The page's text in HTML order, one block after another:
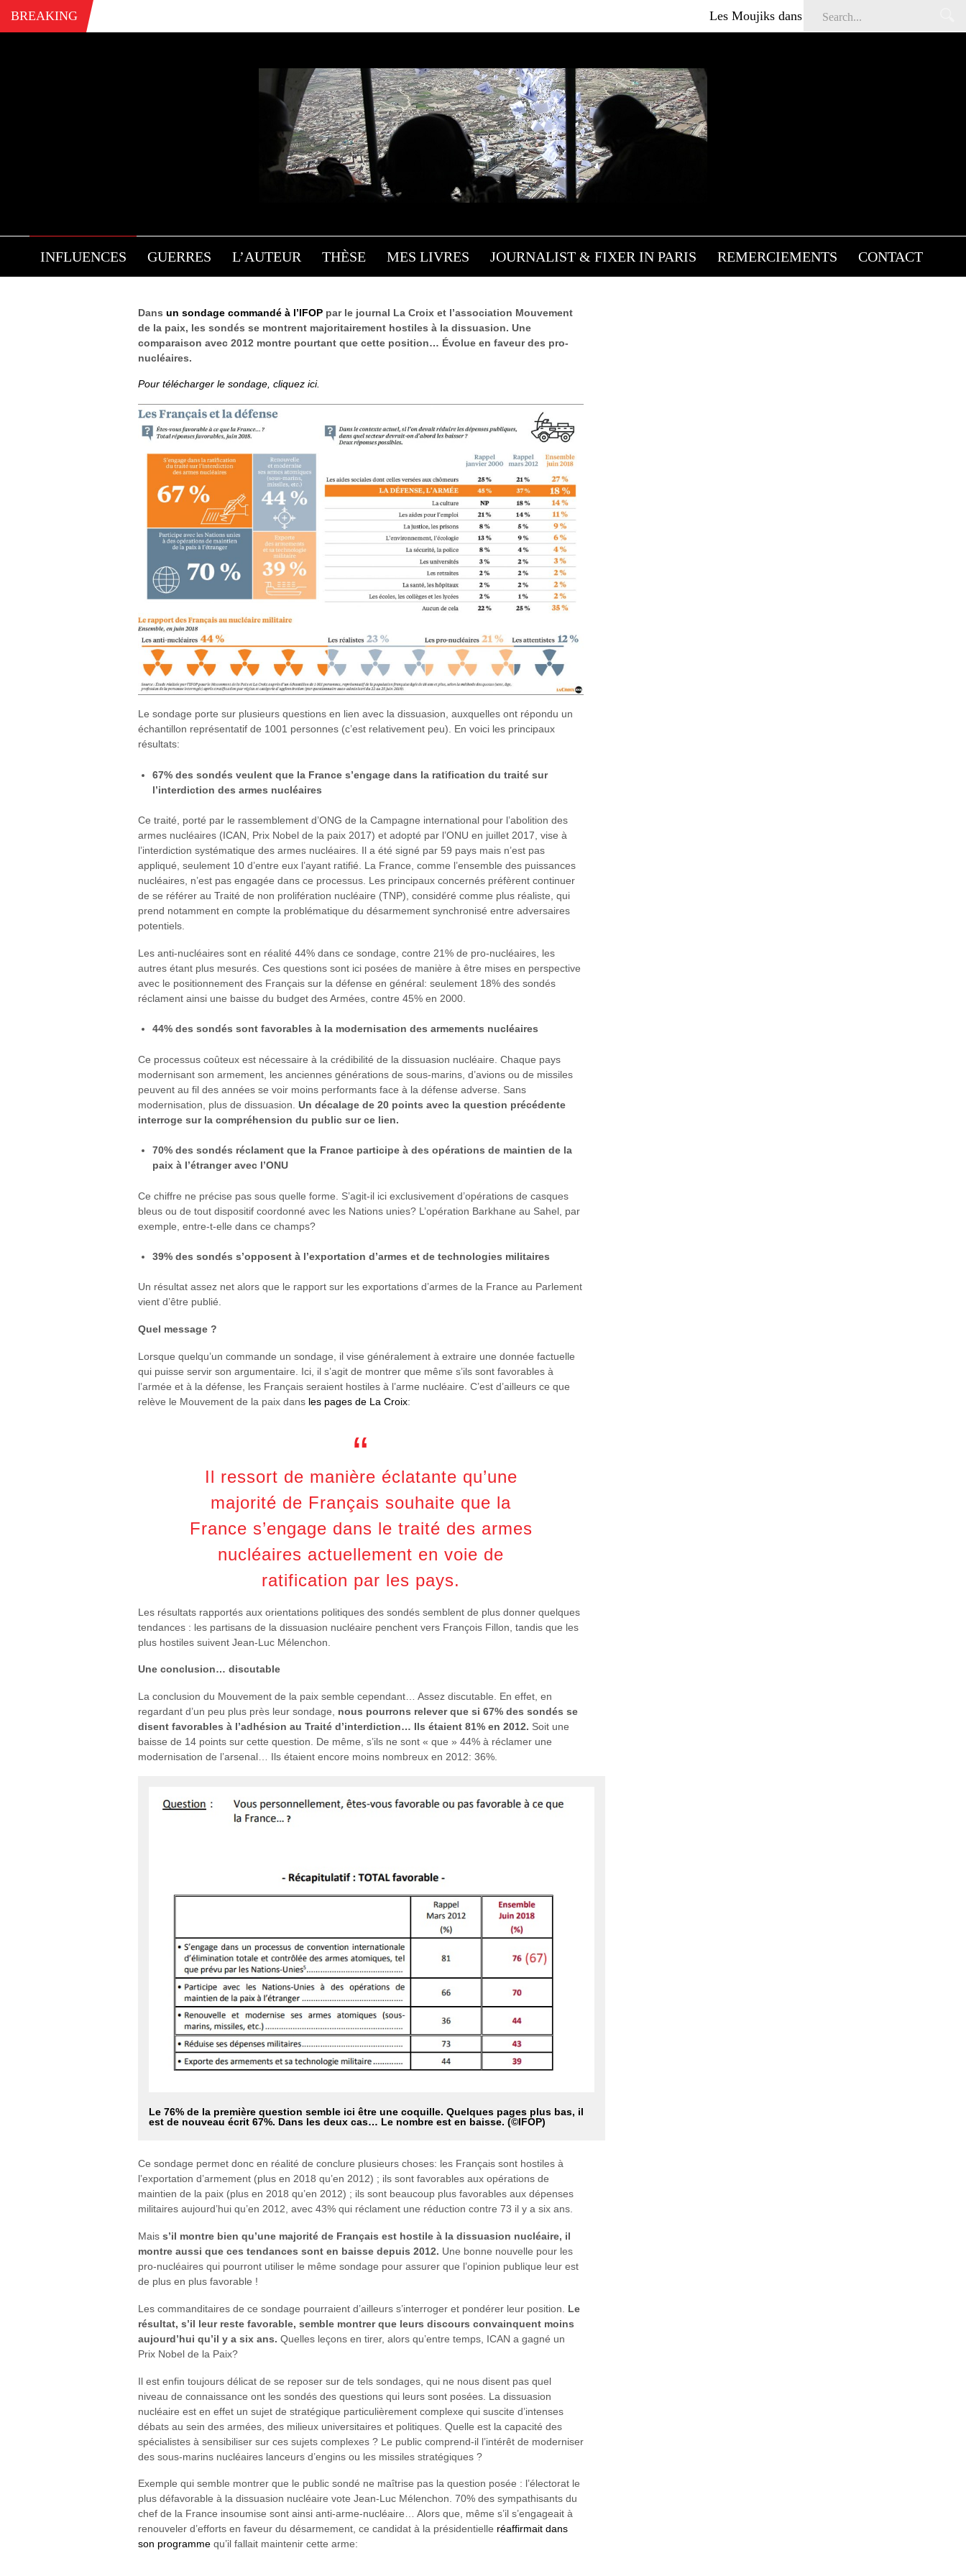
BREAKING Les Moujiks dans Affaires sensibles
INFLUENCES GUERRES L’AUTEUR THÈSE MES LIVRES JOURNALIST & FIXER IN PARIS REMERCIEMENTS CONTACT
SONDAGE SUR LA DISSUASION
NUCLÉAIRE: UN RÉSULTAT
Influences Slider/ 5 juillet 2018
Dans un sondage commandé à l’IFOP par le journal La Croix et l’association Mouvement
de la paix, les sondés se montrent majoritairement hostiles à la dissuasion. Une
comparaison avec 2012 montre pourtant que cette position… Évolue en faveur des pro-
nucléaires.
Pour télécharger le sondage, cliquez ici.
Le sondage porte sur plusieurs questions en lien avec la dissuasion, auxquelles ont répondu un
échantillon représentatif de 1001 personnes (c’est relativement peu). En voici les principaux
résultats:
67% des sondés veulent que la France s’engage dans la ratification du traité sur
l’interdiction des armes nucléaires
Ce traité, porté par le rassemblement d’ONG de la Campagne international pour l’abolition des
armes nucléaires (ICAN, Prix Nobel de la paix 2017) et adopté par l’ONU en juillet 2017, vise à
l’interdiction systématique des armes nucléaires. Il a été signé par 59 pays mais n’est pas
appliqué, seulement 10 d’entre eux l’ayant ratifié. La France, comme l’ensemble des puissances
nucléaires, n’est pas engagée dans ce processus. Les principaux concernés préfèrent continuer
de se référer au Traité de non prolifération nucléaire (TNP), considéré comme plus réaliste, qui
prend notamment en compte la problématique du désarmement synchronisé entre adversaires
potentiels.
Les anti-nucléaires sont en réalité 44% dans ce sondage, contre 21% de pro-nucléaires, les
autres étant plus mesurés. Ces questions sont ici posées de manière à être mises en perspective
avec le positionnement des Français sur la défense en général: seulement 18% des sondés
réclament ainsi une baisse du budget des Armées, contre 45% en 2000.
44% des sondés sont favorables à la modernisation des armements nucléaires
Ce processus coûteux est nécessaire à la crédibilité de la dissuasion nucléaire. Chaque pays
modernisant son armement, les anciennes générations de sous-marins, d’avions ou de missiles
peuvent au fil des années se voir moins performants face à la défense adverse. Sans
modernisation, plus de dissuasion. Un décalage de 20 points avec la question précédente
interroge sur la compréhension du public sur ce lien.
70% des sondés réclament que la France participe à des opérations de maintien de la
paix à l’étranger avec l’ONU
Ce chiffre ne précise pas sous quelle forme. S’agit-il ici exclusivement d’opérations de casques
bleus ou de tout dispositif coordonné avec les Nations unies? L’opération Barkhane au Sahel, par
exemple, entre-t-elle dans ce champs?
39% des sondés s’opposent à l’exportation d’armes et de technologies militaires
Un résultat assez net alors que le rapport sur les exportations d’armes de la France au Parlement
vient d’être publié.
Quel message ?
Lorsque quelqu’un commande un sondage, il vise généralement à extraire une donnée factuelle
qui puisse servir son argumentaire. Ici, il s’agit de montrer que même s’ils sont favorables à
l’armée et à la défense, les Français seraient hostiles à l’arme nucléaire. C’est d’ailleurs ce que
relève le Mouvement de la paix dans les pages de La Croix:
Il ressort de manière éclatante qu’une
majorité de Français souhaite que la
France s’engage dans le traité des armes
nucléaires actuellement en voie de
ratification par les pays.
Les résultats rapportés aux orientations politiques des sondés semblent de plus donner quelques
tendances : les partisans de la dissuasion nucléaire penchent vers François Fillon, tandis que les
plus hostiles suivent Jean-Luc Mélenchon.
Une conclusion… discutable
La conclusion du Mouvement de la paix semble cependant… Assez discutable. En effet, en
regardant d’un peu plus près leur sondage, nous pourrons relever que si 67% des sondés se
disent favorables à l’adhésion au Traité d’interdiction… Ils étaient 81% en 2012. Soit une
baisse de 14 points sur cette question. De même, s’ils ne sont « que » 44% à réclamer une
modernisation de l’arsenal… Ils étaient encore moins nombreux en 2012: 36%.
Le 76% de la première question semble ici être une coquille. Quelques pages plus bas, il
est de nouveau écrit 67%. Dans les deux cas… Le nombre est en baisse. (©IFOP)
Ce sondage permet donc en réalité de conclure plusieurs choses: les Français sont hostiles à
l’exportation d’armement (plus en 2018 qu’en 2012) ; ils sont favorables aux opérations de
maintien de la paix (plus en 2018 qu’en 2012) ; ils sont beaucoup plus favorables aux dépenses
militaires aujourd’hui qu’en 2012, avec 43% qui réclament une réduction contre 73 il y a six ans.
Mais s’il montre bien qu’une majorité de Français est hostile à la dissuasion nucléaire, il
montre aussi que ces tendances sont en baisse depuis 2012. Une bonne nouvelle pour les
pro-nucléaires qui pourront utiliser le même sondage pour assurer que l’opinion publique leur est
de plus en plus favorable !
Les commanditaires de ce sondage pourraient d’ailleurs s’interroger et pondérer leur position. Le
résultat, s’il leur reste favorable, semble montrer que leurs discours convainquent moins
aujourd’hui qu’il y a six ans. Quelles leçons en tirer, alors qu’entre temps, ICAN a gagné un
Prix Nobel de la Paix?
Il est enfin toujours délicat de se reposer sur de tels sondages, qui ne nous disent pas quel
niveau de connaissance ont les sondés des questions qui leurs sont posées. La dissuasion
nucléaire est en effet un sujet de stratégique particulièrement complexe qui suscite d’intenses
débats au sein des armées, des milieux universitaires et politiques. Quelle est la capacité des
spécialistes à sensibiliser sur ces sujets complexes ? Le public comprend-il l’intérêt de moderniser
des sous-marins nucléaires lanceurs d’engins ou les missiles stratégiques ?
Exemple qui semble montrer que le public sondé ne maîtrise pas la question posée : l’électorat le
plus défavorable à la dissuasion nucléaire vote Jean-Luc Mélenchon. 70% des sympathisants du
chef de la France insoumise sont ainsi anti-arme-nucléaire… Alors que, même s’il s’engageait à
renouveler d’efforts en faveur du désarmement, ce candidat à la présidentielle réaffirmait dans
son programme qu’il fallait maintenir cette arme: